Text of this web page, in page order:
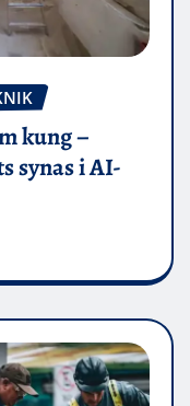
kung –
synas i AI-